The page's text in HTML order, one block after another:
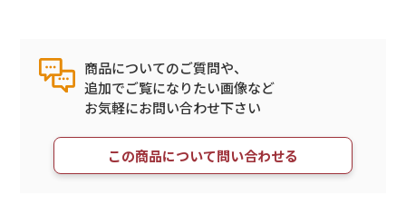
商品についてのご質問や、
追加でご覧になりたい画像など
お気軽にお問い合わせ下さい
この商品について問い合わせる